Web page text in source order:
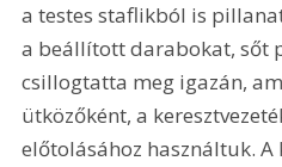
a testes staflikból is
a beállított darabokat, sőt
csillogtatta meg igazán,
ütközőként, a
előtolásához használtuk.